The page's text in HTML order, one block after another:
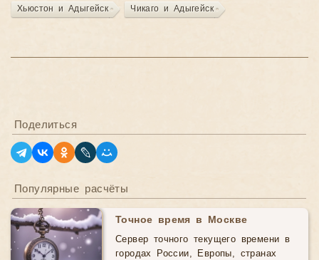
Хьюстон и Адыгейск Чикаго и Адыгейск
Поделиться
Популярные расчёты
Точное время в Москве
Сервер точного текущего времени в
городах России, Европы, странах